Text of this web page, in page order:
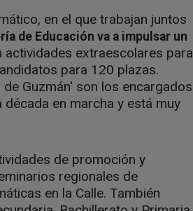
en el que trabajan juntos
de Educación va a impulsar un
actividades extraescolares para
para 120 plazas.
Guzmán' son los encargados
en marcha y está muy
de promoción y
regionales de
en la Calle. También